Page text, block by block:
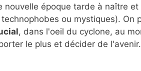
nouvelle époque tarde à naître
ou mystiques). On
, dans l'oeil du cyclone, au
le plus et décider de l'avenir.